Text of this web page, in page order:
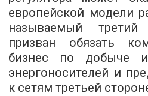
европейской модели
называемый третий
призван обязать
бизнес по добыче и
энергоносителей и
к сетям третьей